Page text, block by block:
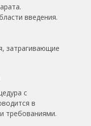
введения.
затрагивающие
с
в
требованиями.